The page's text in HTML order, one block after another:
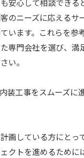
安心して相談できる
のニーズに応えるサ
います。これらを参
専門会社を選び、満
い。
装工事をスムーズに
画している方にとっ
クトを進めるために